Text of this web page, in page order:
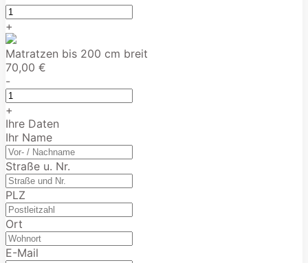
+
Matratzen bis 200 cm breit
70,00 €
-
+
Ihre Daten
Ihr Name
Straße u. Nr.
PLZ
Ort
E-Mail